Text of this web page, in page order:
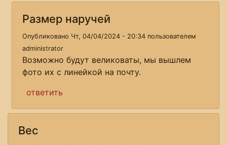
Размер наручей
Опубликовано Чт, 04/04/2024 - 20:34 пользователем
administrator
Возможно будут великоваты, мы вышлем
фото их с линейкой на почту.
ответить
Вес